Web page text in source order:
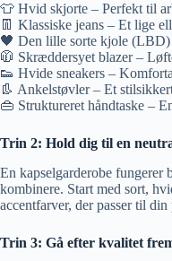
👕 Hvid skjorte – Perfekt til
👖 Klassiske jeans – Et lige
🖤 Den lille sorte kjole (LBD)
🧥 Skræddersyet blazer –
👟 Hvide sneakers –
👢 Ankelstøvler – Et
👜 Struktureret håndtaske –
Trin 2: Hold dig til en
En kapselgarderobe fungerer
kombinere. Start med sort,
accentfarver, der passer til
Trin 3: Gå efter kvalitet